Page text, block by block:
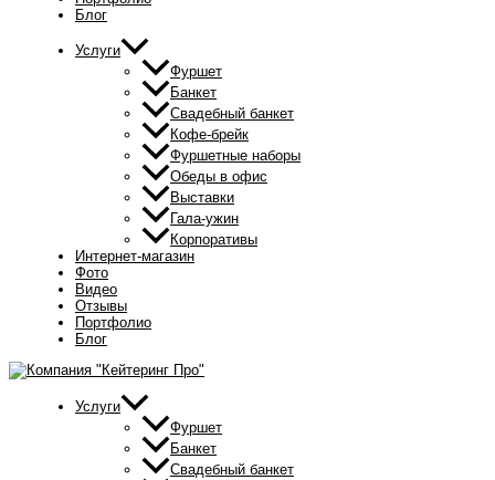
Блог
Услуги
Фуршет
Банкет
Свадебный банкет
Кофе-брейк
Фуршетные наборы
Обеды в офис
Выставки
Гала-ужин
Корпоративы
Интернет-магазин
Фото
Видео
Отзывы
Портфолио
Блог
Услуги
Фуршет
Банкет
Свадебный банкет